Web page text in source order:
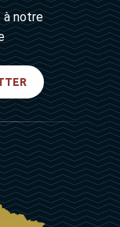
à notre